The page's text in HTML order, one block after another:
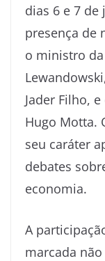
dias 6 e 7
presença de
o ministro da
Jader Filho,
Hugo Motta.
seu caráter
debates
economia.
A
marcada